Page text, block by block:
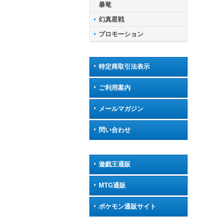
暴竜
幻真星戦
プロモーション
特定商取引法表示
ご利用案内
メールマガジン
問い合わせ
遊戯王通販
MTG通販
ポケモン通販サイト